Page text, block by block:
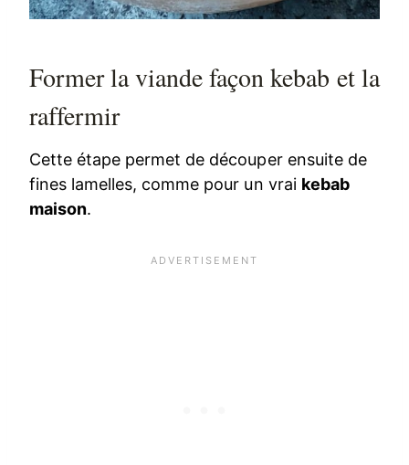
Former la viande façon kebab et la
raffermir
Cette étape permet de découper ensuite de
fines lamelles, comme pour un vrai kebab
maison.